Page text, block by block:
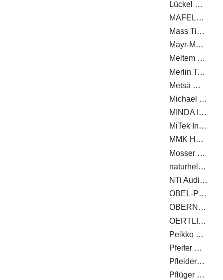
Lückel & Partner
MAFELL AG
Mass Timber Solutions GmbH
Mayr-Melnhof Holz Holding AG
Meltem GmbH
Merlin Technology GmbH
Metsä Wood
Michael Weinig Aktiengesellschaft
MINDA Industrieanlagen GmbH
MiTek Industries GmbH
MMK Holz Beton-Fertigteile GmbH
Mosser Leimholz Gesellschaft m. b. H.
naturheld GmbH & Co. KG
NTi Audio AG
OBEL-P AUTOMATION A/S
OBERNDORFER Hybrid Systems GmbH
OERTLI Werkzeuge AG
Peikko Deutschland GmbH
Pfeifer Holding GmbH
Pfleiderer Deutschland GmbH
Pflüger TOB GmbH